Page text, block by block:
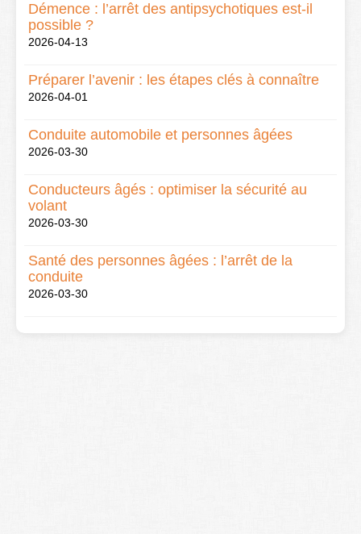
Démence : l’arrêt des antipsychotiques est-il
possible ?
2026-04-13
Préparer l’avenir : les étapes clés à connaître
2026-04-01
Conduite automobile et personnes âgées
2026-03-30
Conducteurs âgés : optimiser la sécurité au
volant
2026-03-30
Santé des personnes âgées : l’arrêt de la
conduite
2026-03-30